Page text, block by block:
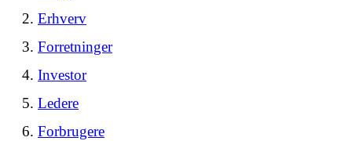
Erhverv
Forretninger
Investor
Ledere
Forbrugere